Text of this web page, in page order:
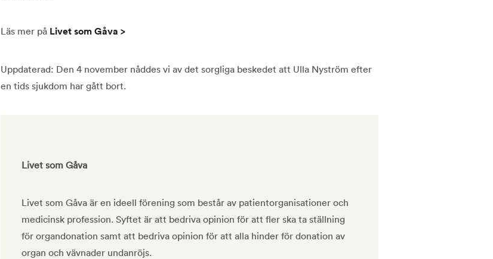
Läs mer på Livet som Gåva >
Uppdaterad: Den 4 november nåddes vi av det sorgliga beskedet att Ulla Nyström efter
en tids sjukdom har gått bort.
Livet som Gåva
Livet som Gåva är en ideell förening som består av patientorganisationer och
medicinsk profession. Syftet är att bedriva opinion för att fler ska ta ställning
för organdonation samt att bedriva opinion för att alla hinder för donation av
organ och vävnader undanröjs.